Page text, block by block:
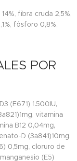
fibra cruda 2,5%,
fósforo 0,8%,
POR
(E671) 1.500IU,
vitamina
B12 0,04mg,
D (3a841)10mg,
0,5mg, cloruro de
(E5)